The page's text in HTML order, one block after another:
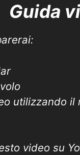
Guida
utilizzando il
video su